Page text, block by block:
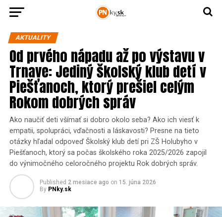
AKTUALITY
Od prvého nápadu až po výstavu v
Trnave: Jediný školský klub detí v
Piešťanoch, ktorý prešiel celým
Rokom dobrých správ
Ako naučiť deti všímať si dobro okolo seba? Ako ich viesť k
empatii, spolupráci, vďačnosti a láskavosti? Presne na tieto
otázky hľadal odpoveď Školský klub detí pri ZŠ Holubyho v
Piešťanoch, ktorý sa počas školského roka 2025/2026 zapojil
do výnimočného celoročného projektu Rok dobrých správ.
Published 2 mesiace ago on 15. júna 2026
By PNky.sk